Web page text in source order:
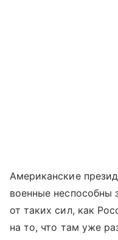
Американские
военные неспособны
от таких сил, как
на то, что там уже